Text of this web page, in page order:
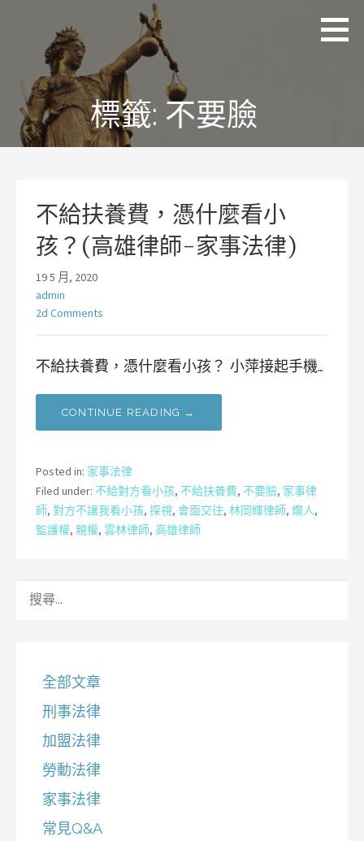
法
律
事
務
所
林
熱
情、
同理
及完
標籤: 不要臉
不給扶養費，憑什麼看小
孩？(高雄律師-家事法律)
19 5 月, 2020
admin
2d Comments
不給扶養費，憑什麼看小孩？ 小萍接起手機…
CONTINUE READING →
Posted in: 家事法律
Filed under: 不給對方看小孩, 不給扶養費, 不要臉, 家事律
師, 對方不讓我看小孩, 探視, 會面交往, 林岡輝律師, 爛人,
監護權, 親權, 雲林律師, 高雄律師
全部文章
刑事法律
加盟法律
勞動法律
家事法律
常見Q&A